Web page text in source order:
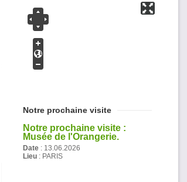
Notre prochaine visite
Notre prochaine visite :
Musée de l'Orangerie.
Date : 13.06.2026
Lieu : PARIS